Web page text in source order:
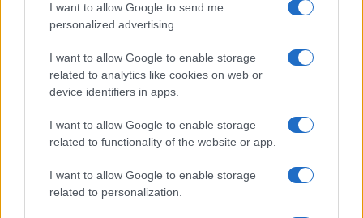
I want to allow Google to send me
personalized advertising.
I want to allow Google to enable storage
related to analytics like cookies on web or
device identifiers in apps.
I want to allow Google to enable storage
related to functionality of the website or app.
I want to allow Google to enable storage
related to personalization.
Helyi hírek
Amire többmillióan vártunk: szombattól
Kecskeméten is szakirányú
továbbképzésekkel erősít a Gál Ferenc